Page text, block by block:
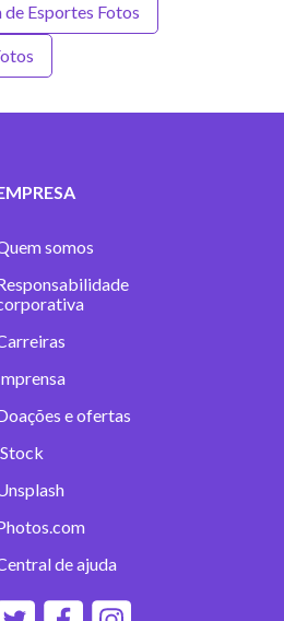
de Esportes Fotos
somos
e ofertas
de ajuda